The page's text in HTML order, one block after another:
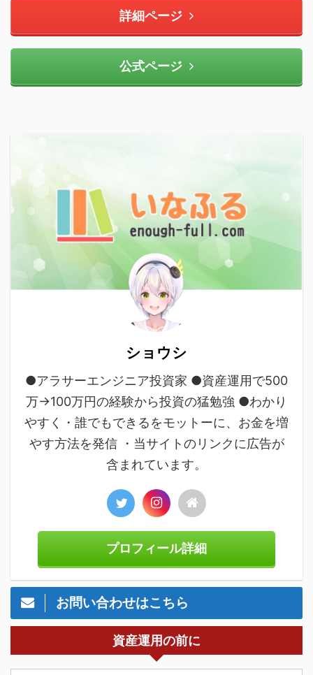
詳細ページ
公式ページ
ショウシ
●アラサーエンジニア投資家 ●資産運用で500
万→100万円の経験から投資の猛勉強 ●わかり
やすく・誰でもできるをモットーに、お金を増
やす方法を発信 ・当サイトのリンクに広告が
含まれています。
プロフィール詳細
お問い合わせはこちら
資産運用の前に